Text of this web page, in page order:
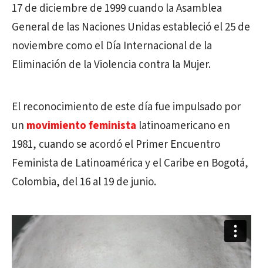
17 de diciembre de 1999 cuando la Asamblea
General de las Naciones Unidas estableció el 25 de
noviembre como el Día Internacional de la
Eliminación de la Violencia contra la Mujer.
El reconocimiento de este día fue impulsado por
un movimiento feminista latinoamericano en
1981, cuando se acordó el Primer Encuentro
Feminista de Latinoamérica y el Caribe en Bogotá,
Colombia, del 16 al 19 de junio.